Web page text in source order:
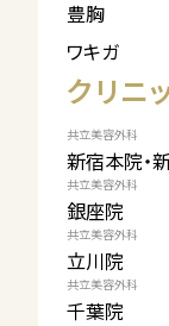
豊胸
ワキガ
クリニ
共立美容外科
新宿本院・
共立美容外科
銀座院
共立美容外科
立川院
共立美容外科
千葉院